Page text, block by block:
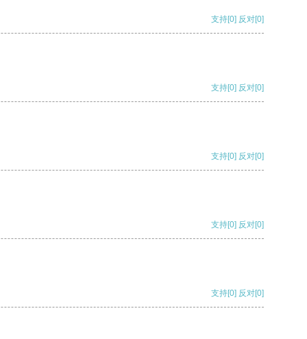
支持[0] 反对[0]
支持[0] 反对[0]
支持[0] 反对[0]
支持[0] 反对[0]
支持[0] 反对[0]